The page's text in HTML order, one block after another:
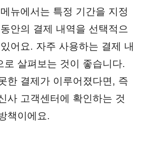
뉴에서는 특정 기간을 지정
안의 결제 내역을 선택적으
어요. 자주 사용하는 결제 내
로 살펴보는 것이 좋습니다.
한 결제가 이루어졌다면, 즉
사 고객센터에 확인하는 것
책이에요.